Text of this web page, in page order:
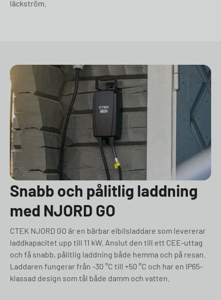
läckström.
Snabb och pålitlig laddning
med NJORD GO
CTEK NJORD GO är en bärbar elbilsladdare som levererar
laddkapacitet upp till 11 kW. Anslut den till ett CEE-uttag
och få snabb, pålitlig laddning både hemma och på resan.
Laddaren fungerar från -30 °C till +50 °C och har en IP65-
klassad design som tål både damm och vatten.